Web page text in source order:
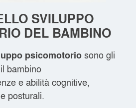
SVILUPPO
DEL BAMBINO
psicomotoriosono gli
bambino
e abilità cognitive,
posturali.